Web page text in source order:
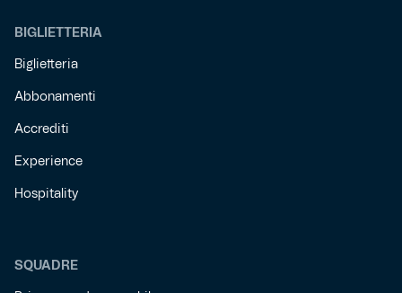
BIGLIETTERIA
Biglietteria
Abbonamenti
Accrediti
Experience
Hospitality
SQUADRE